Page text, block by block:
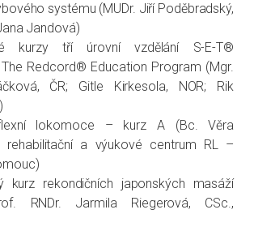
systému (MUDr. Jiří Poděbradský,
Jandová)
kurzy tří úrovní vzdělání S-E-T®
Redcord® Education Program (Mgr.
ČR; Gitle Kirkesola, NOR; Rik
lokomoce – kurz A (Bc. Věra
rehabilitační a výukové centrum RL –
kurz rekondičních japonských masáží
RNDr. Jarmila Riegerová, CSc.,